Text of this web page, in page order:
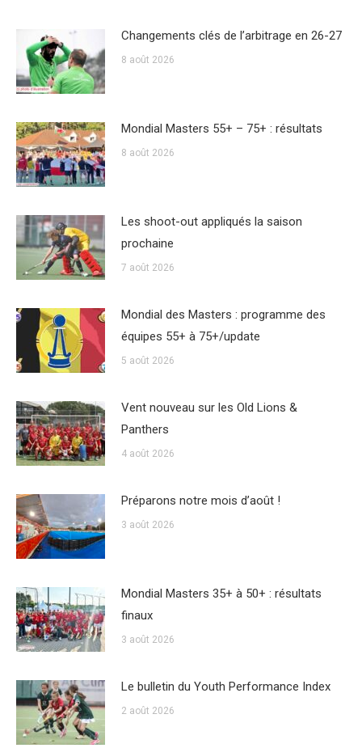
Changements clés de l’arbitrage en 26-27
8 août 2026
Mondial Masters 55+ – 75+ : résultats
8 août 2026
Les shoot-out appliqués la saison
prochaine
7 août 2026
Mondial des Masters : programme des
équipes 55+ à 75+/update
5 août 2026
Vent nouveau sur les Old Lions &
Panthers
4 août 2026
Préparons notre mois d’août !
3 août 2026
Mondial Masters 35+ à 50+ : résultats
finaux
3 août 2026
Le bulletin du Youth Performance Index
2 août 2026